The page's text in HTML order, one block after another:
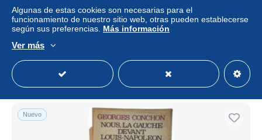
Les giscardiens
Profesional
Nuevo
Algunas de estas cookies son necesarias para el
funcionamiento de nuestro sitio web, otras pueden establecerse
según sus preferencias. Más información
Ver más